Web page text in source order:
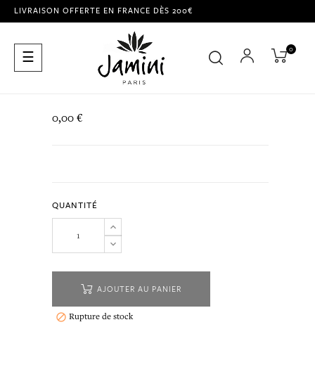
LIVRAISON OFFERTE EN FRANCE DÈS 200€
Basculer
la
☰ 0
0,00 €
QUANTITÉ
AJOUTER AU PANIER
 Rupture de stock